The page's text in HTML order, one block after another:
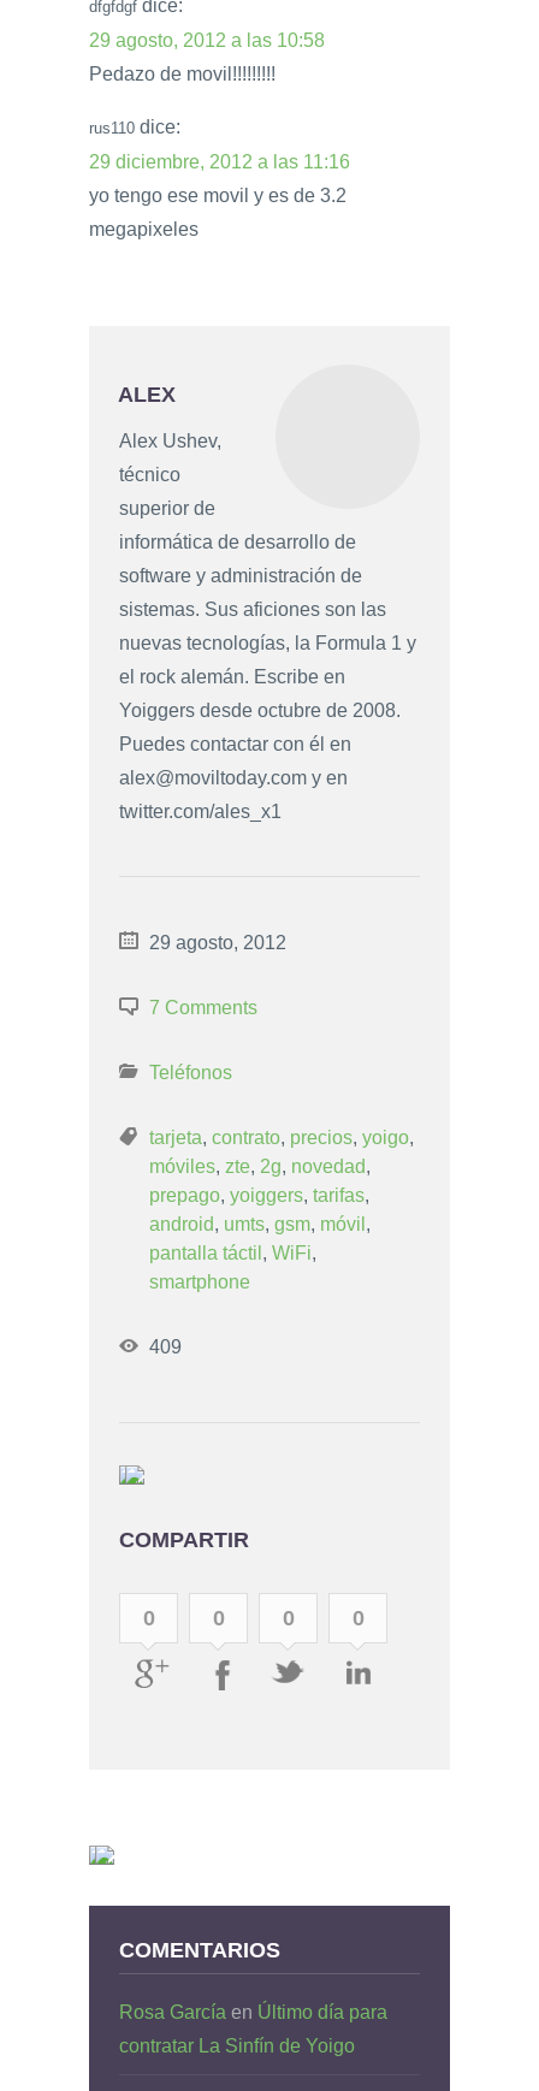
dfgfdgf dice:
29 agosto, 2012 a las 10:58
Pedazo de movil!!!!!!!!!
rus110 dice:
29 diciembre, 2012 a las 11:16
yo tengo ese movil y es de 3.2
megapixeles
ALEX
Alex Ushev,
técnico
superior de
informática de desarrollo de
software y administración de
sistemas. Sus aficiones son las
nuevas tecnologías, la Formula 1 y
el rock alemán. Escribe en
Yoiggers desde octubre de 2008.
Puedes contactar con él en
alex@moviltoday.com y en
twitter.com/ales_x1
29 agosto, 2012
7 Comments
Teléfonos
tarjeta, contrato, precios, yoigo,
móviles, zte, 2g, novedad,
prepago, yoiggers, tarifas,
android, umts, gsm, móvil ,
pantalla táctil , WiFi,
smartphone
409
COMPARTIR
0 0 0 0
COMENTARIOS
Rosa García en Último día para
contratar La Sinfín de Yoigo